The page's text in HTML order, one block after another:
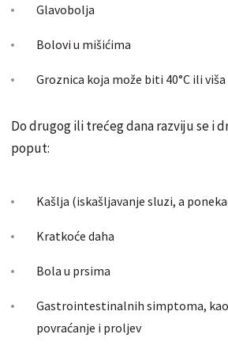
Glavobolja
Bolovi u mišićima
Groznica koja može biti 40°C ili viša
Do drugog ili trećeg dana razviju se i
poput:
Kašlja (iskašljavanje sluzi, a
Kratkoće daha
Bola u prsima
Gastrointestinalnih simptoma,
povraćanje i proljev